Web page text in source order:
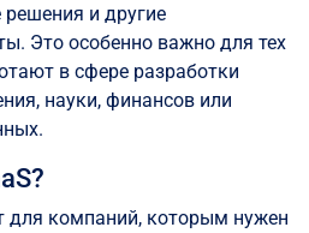
и другие
Это особенно важно для тех
в сфере разработки
науки, финансов или
для компаний, которым нужен